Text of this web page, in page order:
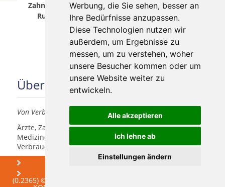
Werbung, die Sie sehen, besser an
Ihre Bedürfnisse anzupassen.
Diese Technologien nutzen wir
außerdem, um Ergebnisse zu
messen, um zu verstehen, woher
unsere Besucher kommen oder um
unsere Website weiter zu
entwickeln.
Alle akzeptieren
Ich lehne ab
Einstellungen ändern
Zahnärzte für Zahnimplantete in Mülheim an der
Ruhr Holthausen wurde am 07 August 2026
aktualisiert.
Über uns
Von Verbrauchern für Verbraucher
Ärzte, Zahnärzte, Akustiker und andere
Medizindienstleister haben hier die Möglichkeit, sich
Verbrauchern vorzustellen.
Praxismarketing
(0.2365) © 2004 - 2026 DEV AG - Alle Rechte vorbehalten